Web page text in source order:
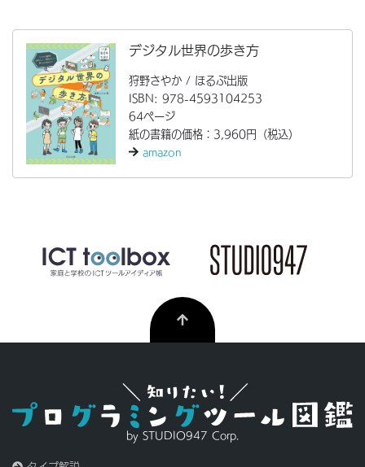
デジタル世界の歩き方
狩野さやか / ほるぷ出版
ISBN: 978-4593104253
64ページ
紙の書籍の価格：3,960円（税込）
amazon
by STUDIO947 Corp.